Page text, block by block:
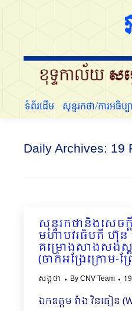
ទំព័រដើម សុន្ទរកថា/ការអធិប្
Daily Archives: 19
សុន្ទរកថានិងសេច
មហាបវរធិបតី ហ៊ុន
គម្រោងសាងសង់ស្ព
(ចាក់អង្រែក្រោម-ព្រ
សង្កថា ByCNV Team
ឯកឧត្តម វ៉ាង វិនធៀន
សុ